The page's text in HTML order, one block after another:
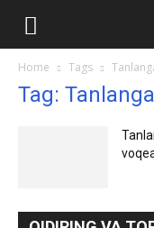
Home Tags
Tag: